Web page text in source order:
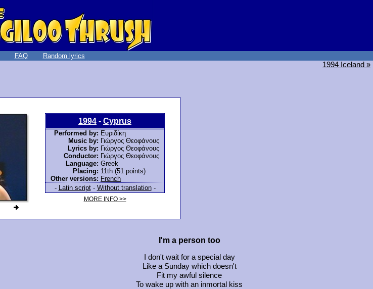
FAQ Random lyrics
1994 Iceland »
1994 - Cyprus
Performed by: Ευριδίκη
Music by: Γιώργος Θεοφάνους
Lyrics by: Γιώργος Θεοφάνους
Conductor: Γιώργος Θεοφάνους
Language: Greek
Placing: 11th (51 points)
Other versions: French
-
Latin script- Without translation-
MORE INFO >>
I'm a person too
I don't wait for a special day
Like a Sunday which doesn't
Fit my awful silence
To wake up with an inmortal kiss